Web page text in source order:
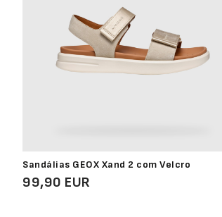
Sandálias GEOX Xand 2 com Velcro
99,90 EUR